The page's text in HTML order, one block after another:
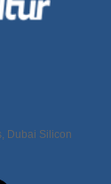
Dubai Silicon